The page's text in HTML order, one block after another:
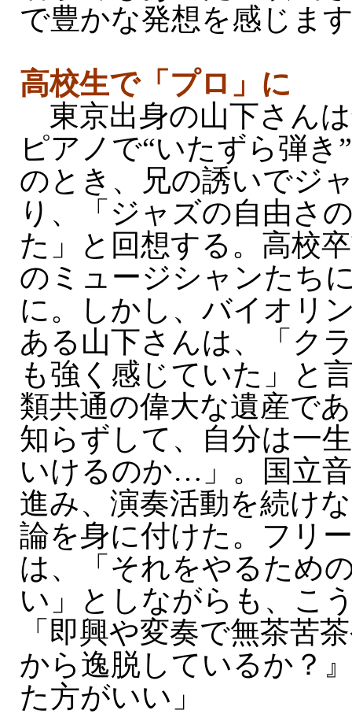
で豊かな発想を感じま
高校生で「プロ」に
東京出身の山下さん
ピアノで“いたずら弾き
のとき、兄の誘いでジ
り、「ジャズの自由さ
た」と回想する。高校
のミュージシャンたち
に。しかし、バイオリ
ある山下さんは、「ク
も強く感じていた」と
類共通の偉大な遺産で
知らずして、自分は一
いけるのか…」。国立
進み、演奏活動を続け
論を身に付けた。フリ
は、「それをやるため
い」としながらも、こ
「即興や変奏で無茶苦
から逸脱しているか？
た方がいい」